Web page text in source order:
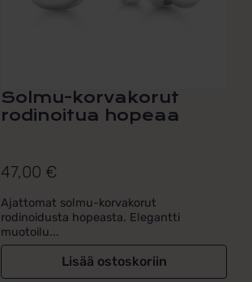
Solmu-korvakorut
rodinoitua hopeaa
47,00 €
Ajattomat solmu-korvakorut
rodinoidusta hopeasta. Elegantti
muotoilu...
Lisää ostoskoriin